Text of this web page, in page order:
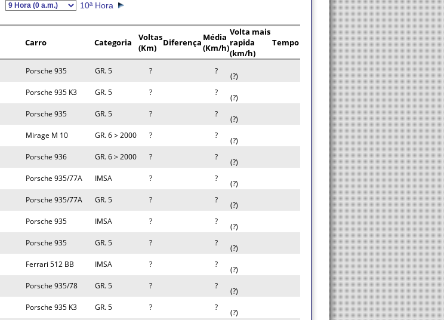
10ª Hora
Carro Categoria
Voltas
(Km)
Diferença Média
(Km/h)
Volta mais
rapida
(km/h)
Tempo
Porsche 935 GR. 5 ? ?
(?)
Porsche 935 K3 GR. 5 ? ?
(?)
Porsche 935 GR. 5 ? ?
(?)
Mirage M 10 GR. 6 > 2000 ? ?
(?)
Porsche 936 GR. 6 > 2000 ? ?
(?)
Porsche 935/77A IMSA ? ?
(?)
Porsche 935/77A GR. 5 ? ?
(?)
Porsche 935 IMSA ? ?
(?)
Porsche 935 GR. 5 ? ?
(?)
Ferrari 512 BB IMSA ? ?
(?)
Porsche 935/78 GR. 5 ? ?
(?)
Porsche 935 K3 GR. 5 ? ?
(?)